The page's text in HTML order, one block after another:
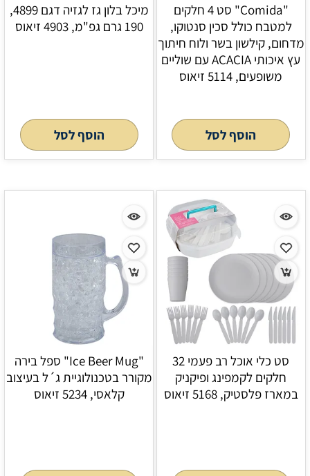
"Comida" סט 4 חלקים
למטבח כולל סכין סנטוקו,
מדחום, קילשון בשר ולוח חיתוך
עץ איכותי ACACIA עם שוליים
משופעים, 5114 זיאוס
הוסף לסל
מיכל בלון גז לגזיה דגם 4899,
190 גרם גפ"מ, 4903 זיאוס
הוסף לסל
סט כלי אוכל רב פעמי 32
חלקים לקמפינג ופיקניק
במארז פלסטיק, 5168 זיאוס
"Ice Beer Mug" ספל בירה
מקורר בטכנולוגיית ג´ל בעיצוב
קלאסי, 5234 זיאוס